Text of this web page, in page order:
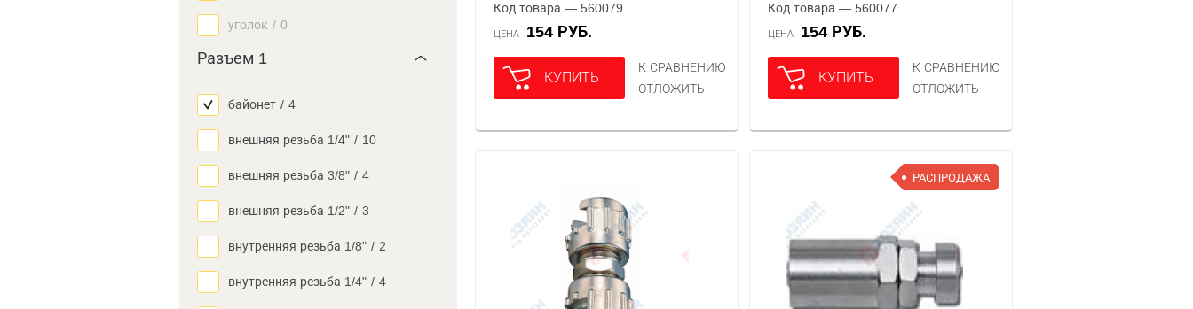
уголок / 0
Разъем 1
байонет / 4
внешняя резьба 1/4" / 10
внешняя резьба 3/8" / 4
внешняя резьба 1/2" / 3
внутренняя резьба 1/8" / 2
внутренняя резьба 1/4" / 4
Код товара — 560079
ЦЕНА 154 РУБ.
КУПИТЬ
К СРАВНЕНИЮ
ОТЛОЖИТЬ
Код товара — 560077
ЦЕНА 154 РУБ.
КУПИТЬ
К СРАВНЕНИЮ
ОТЛОЖИТЬ
РАСПРОДАЖА